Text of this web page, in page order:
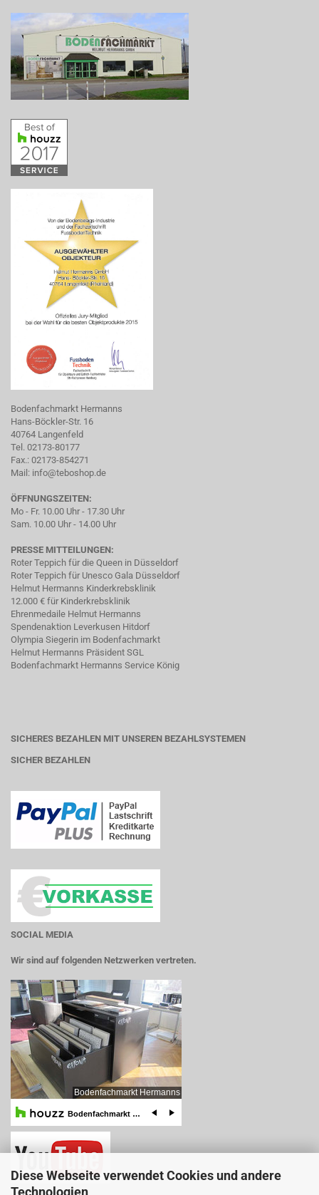
Diese Webseite verwendet Cookies und andere
Technologien
Bodenfachmarkt Hermanns
Hans-Böckler-Str. 16
40764 Langenfeld
Tel. 02173-80177
Fax.: 02173-854271
Mail: info@teboshop.de
ÖFFNUNGSZEITEN:
Mo - Fr. 10.00 Uhr - 17.30 Uhr
Sam. 10.00 Uhr - 14.00 Uhr
PRESSE MITTEILUNGEN:
Roter Teppich für die Queen in Düsseldorf
Roter Teppich für Unesco Gala Düsseldorf
Helmut Hermanns Kinderkrebsklinik
12.000 € für Kinderkrebsklinik
Ehrenmedaile Helmut Hermanns
Spendenaktion Leverkusen Hitdorf
Olympia Siegerin im Bodenfachmarkt
Helmut Hermanns Präsident SGL
Bodenfachmarkt Hermanns Service König
SICHERES BEZAHLEN MIT UNSEREN BEZAHLSYSTEMEN
SICHER BEZAHLEN
SOCIAL MEDIA
Wir sind auf folgenden Netzwerken vertreten.